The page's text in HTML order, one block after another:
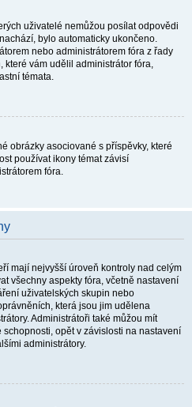
uživatelé nemůžou posílat odpovědi
bylo automaticky ukončeno.
nebo administrátorem fóra z řady
které vám udělil administrátor fóra,
témata.
obrázky asociované s příspěvky, které
používat ikony témat závisí
fóra.
mají nejvyšší úroveň kontroly nad celým
všechny aspekty fóra, včetně nastavení
uživatelských skupin nebo
která jsou jim udělena
Administrátoři také můžou mít
opět v závislosti na nastavení
administrátory.